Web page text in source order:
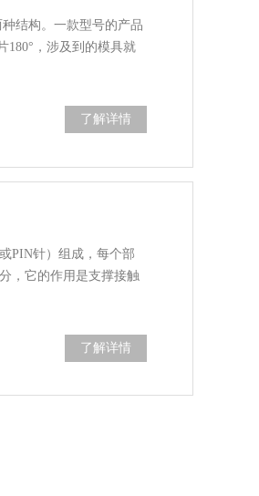
结构。一款型号的产品
180°，涉及到的模具就
了解详情
PIN针）组成，每个部
，它的作用是支撑接触
了解详情